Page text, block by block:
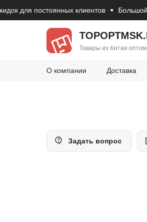
для постоянных клиентов Большой
Товары из Китая
О компании Доставка
Задать вопрос